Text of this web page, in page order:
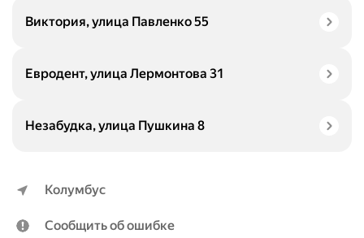
Виктория, улица Павленко 55
Евродент, улица Лермонтова 31
Незабудка, улица Пушкина 8
Колумбус
Сообщить об ошибке